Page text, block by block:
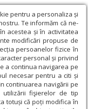
pentru a personaliza și
Te informăm că ne-
acestea și în activitatea
modificări propuse de
persoanelor fizice în
personal și privind
a continua navigarea pe
necesar pentru a citi și
continuarea navigării pe
utilizării fişierelor de tip
totuși că poți modifica în